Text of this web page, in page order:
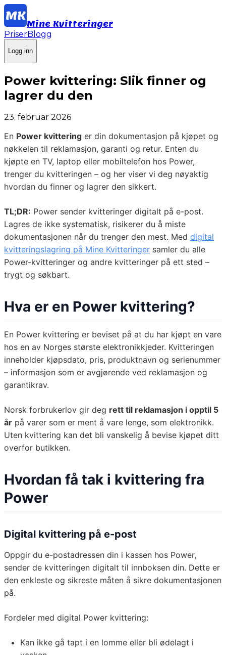
Mine Kvitteringer
PriserBlogg
Logg inn
Power kvittering: Slik finner og
lagrer du den
23. februar 2026
En Power kvittering er din dokumentasjon på kjøpet og
nøkkelen til reklamasjon, garanti og retur. Enten du
kjøpte en TV, laptop eller mobiltelefon hos Power,
trenger du kvitteringen – og her viser vi deg nøyaktig
hvordan du finner og lagrer den sikkert.
TL;DR: Power sender kvitteringer digitalt på e-post.
Lagres de ikke systematisk, risikerer du å miste
dokumentasjonen når du trenger den mest. Med digital
kvitteringslagring på Mine Kvitteringer samler du alle
Power-kvitteringer og andre kvitteringer på ett sted –
trygt og søkbart.
Hva er en Power kvittering?
En Power kvittering er beviset på at du har kjøpt en vare
hos en av Norges største elektronikkjeder. Kvitteringen
inneholder kjøpsdato, pris, produktnavn og serienummer
– informasjon som er avgjørende ved reklamasjon og
garantikrav.
Norsk forbrukerlov gir deg rett til reklamasjon i opptil 5
år på varer som er ment å vare lenge, som elektronikk.
Uten kvittering kan det bli vanskelig å bevise kjøpet ditt
overfor butikken.
Hvordan få tak i kvittering fra
Power
Digital kvittering på e-post
Oppgir du e-postadressen din i kassen hos Power,
sender de kvitteringen digitalt til innboksen din. Dette er
den enkleste og sikreste måten å sikre dokumentasjonen
på.
Fordeler med digital Power kvittering:
Kan ikke gå tapt i en lomme eller bli ødelagt i